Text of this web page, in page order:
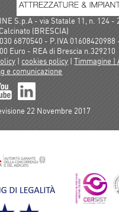
S.p.A - via Statale 11, n. 124 -
(BRESCIA)
6870540 - P.IVA 01608420988
Euro - REA di Brescia n.329210
|cookies policy |Timmagine |
e comunicazione
22 Novembre 2017